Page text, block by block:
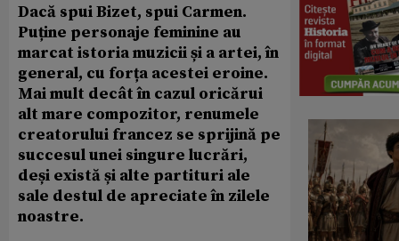
Dacă spui Bizet, spui Carmen.
Puține personaje feminine au
marcat istoria muzicii și a artei, în
general, cu forța acestei eroine.
Mai mult decât în cazul oricărui
alt mare compozitor, renumele
creatorului francez se sprijină pe
succesul unei singure lucrări,
deși există și alte partituri ale
sale destul de apreciate în zilele
noastre.